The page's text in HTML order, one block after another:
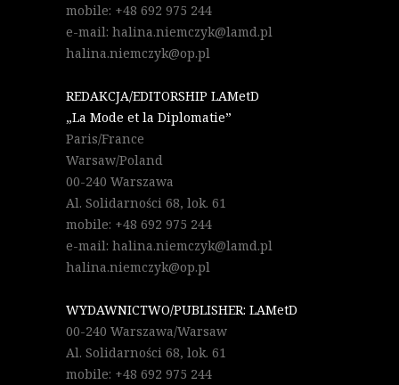
mobile: +48 692 975 244
e-mail: halina.niemczyk@lamd.pl
halina.niemczyk@op.pl
REDAKCJA/EDITORSHIP LAMetD
„La Mode et la Diplomatie”
Paris/France
Warsaw/Poland
00-240 Warszawa
Al. Solidarności 68, lok. 61
mobile: +48 692 975 244
e-mail: halina.niemczyk@lamd.pl
halina.niemczyk@op.pl
WYDAWNICTWO/PUBLISHER: LAMetD
00-240 Warszawa/Warsaw
Al. Solidarności 68, lok. 61
mobile: +48 692 975 244